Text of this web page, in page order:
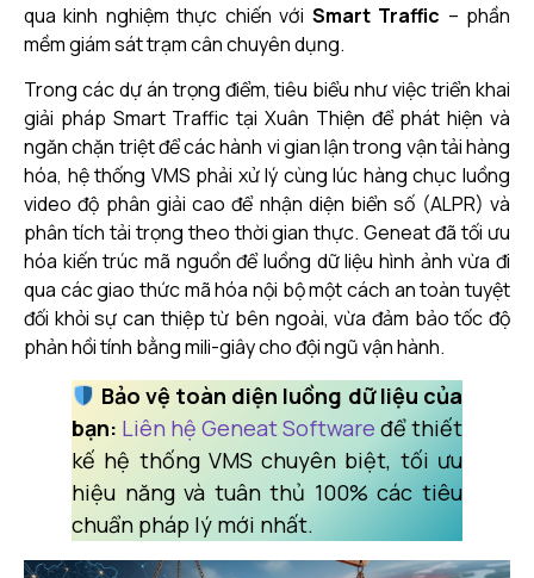
qua kinh nghiệm thực chiến với Smart Traffic – phần
mềm giám sát trạm cân chuyên dụng.
Trong các dự án trọng điểm, tiêu biểu như việc triển khai
giải pháp Smart Traffic tại Xuân Thiện để phát hiện và
ngăn chặn triệt để các hành vi gian lận trong vận tải hàng
hóa, hệ thống VMS phải xử lý cùng lúc hàng chục luồng
video độ phân giải cao để nhận diện biển số (ALPR) và
phân tích tải trọng theo thời gian thực. Geneat đã tối ưu
hóa kiến trúc mã nguồn để luồng dữ liệu hình ảnh vừa đi
qua các giao thức mã hóa nội bộ một cách an toàn tuyệt
đối khỏi sự can thiệp từ bên ngoài, vừa đảm bảo tốc độ
phản hồi tính bằng mili-giây cho đội ngũ vận hành.
Bảo vệ toàn diện luồng dữ liệu của
bạn: Liên hệ Geneat Software để thiết
kế hệ thống VMS chuyên biệt, tối ưu
hiệu năng và tuân thủ 100% các tiêu
chuẩn pháp lý mới nhất.